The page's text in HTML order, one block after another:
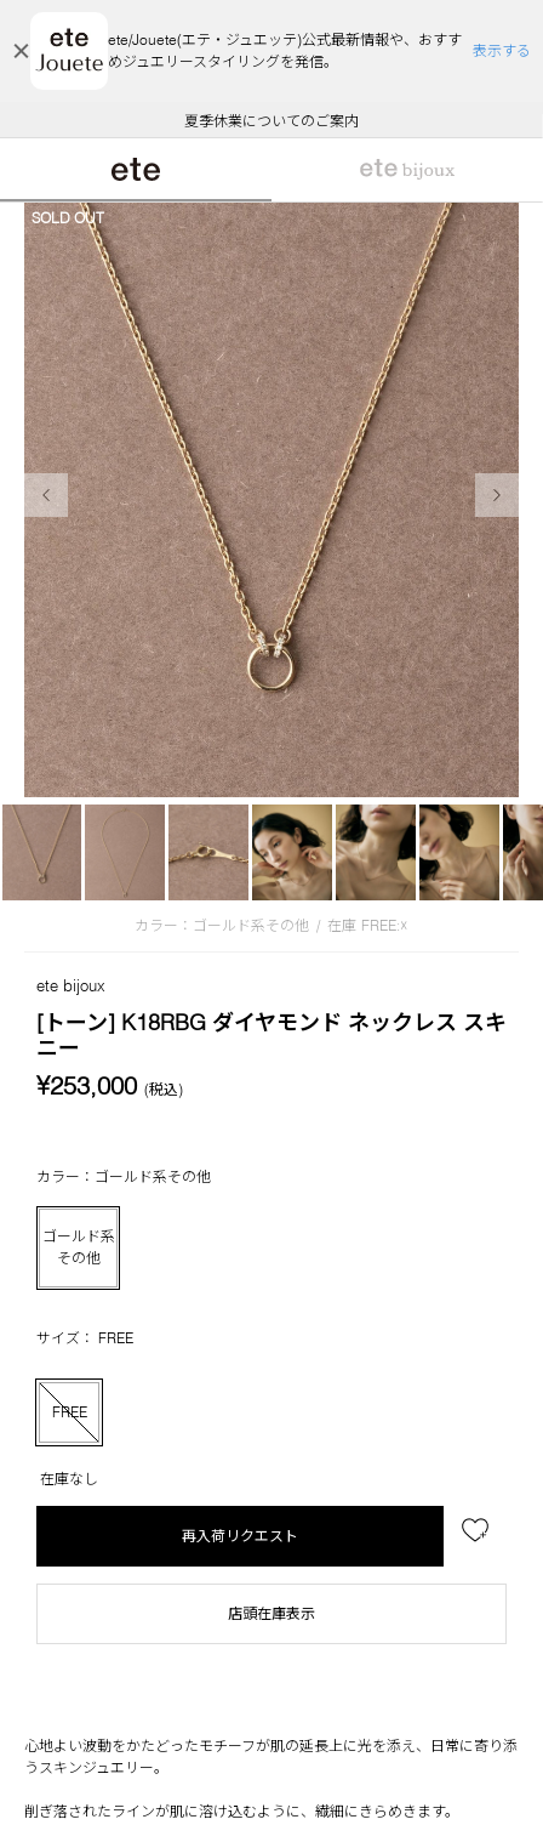
ete/Jouete(エテ・ジュエッテ)公式最新情報や、おすす
めジュエリースタイリングを発信。
表示する
エコラッピング及びエコポイント付与のご案内
ご注文いただいたお品物のお届け状況について
夏季休業についてのご案内
WEB Limited Items >>
採用のご案内
悪質な偽サイトにご注意ください
エコラッピング及びエコポイント付与のご案内
ご注文いただいたお品物のお届け状況について
前の画像
カラー：ゴールド系その他 / 在庫 FREE:☓
SOLD OUT
ete bijoux
[トーン] K18RBG ダイヤモンド ネックレス スキ
ニー
¥253,000 (税込)
カラー：ゴールド系その他
ゴールド系
その他
サイズ： FREE
FREE
在庫なし
再入荷リクエスト
店頭在庫表示
心地よい波動をかたどったモチーフが肌の延長上に光を添え、日常に寄り添
うスキンジュエリー。
削ぎ落されたラインが肌に溶け込むように、繊細にきらめきます。